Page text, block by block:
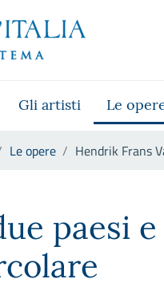
Gli artisti Le
Le opere Hendrik Frans
paesi